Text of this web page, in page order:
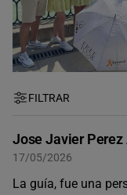
FILTRAR
Jose Javier Perez
17/05/2026
La guía, fue una